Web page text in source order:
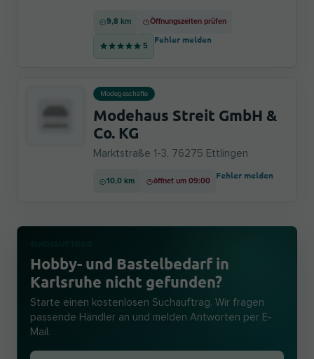
9,8 km Öffnungszeiten prüfen
5
Fehler melden
Modegeschäfte
Modehaus Streit GmbH &
Co. KG
Marktstraße 1-3, 76275 Ettlingen
10,0 km öffnet um 09:00
Fehler melden
Hobby- und Bastelbedarf in
Karlsruhe nicht gefunden?
Starte einen kostenlosen Suchauftrag. Wir fragen
passende Händler an und melden Antworten per E-
Mail.